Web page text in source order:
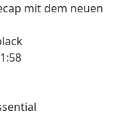
mit dem neuen